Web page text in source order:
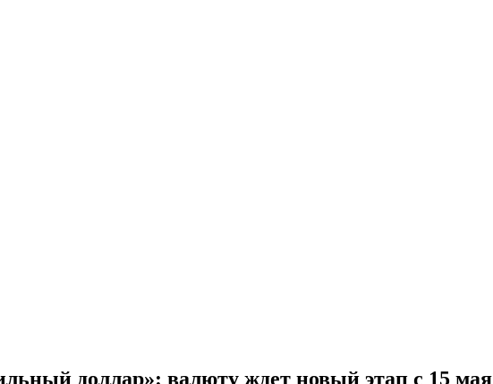
доллар»: валюту ждет новый этап с 15 мая